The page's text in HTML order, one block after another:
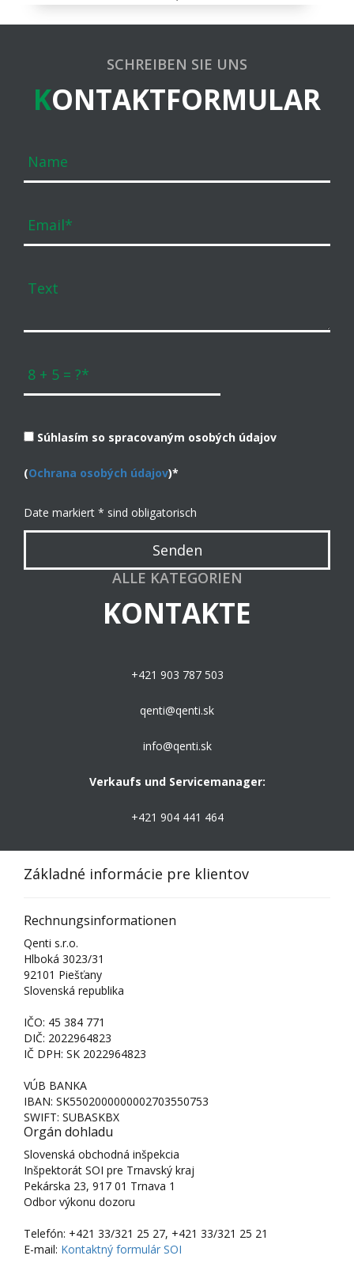
SCHREIBEN SIE UNS
KONTAKTFORMULAR
Súhlasím so spracovaným osobých údajov
(Ochrana osobých údajov)*
Date markiert * sind obligatorisch
Senden
ALLE KATEGORIEN
KONTAKTE
+421 903 787 503
qenti@qenti.sk
info@qenti.sk
Verkaufs und Servicemanager:
+421 904 441 464
Základné informácie pre klientov
Rechnungsinformationen
Qenti s.r.o.
Hlboká 3023/31
92101 Piešťany
Slovenská republika
IČO: 45 384 771
DIČ: 2022964823
IČ DPH: SK 2022964823
VÚB BANKA
IBAN: SK5502000000002703550753
SWIFT: SUBASKBX
Orgán dohladu
Slovenská obchodná inšpekcia
Inšpektorát SOI pre Trnavský kraj
Pekárska 23, 917 01 Trnava 1
Odbor výkonu dozoru
Telefón: +421 33/321 25 27, +421 33/321 25 21
E-mail: Kontaktný formulár SOI